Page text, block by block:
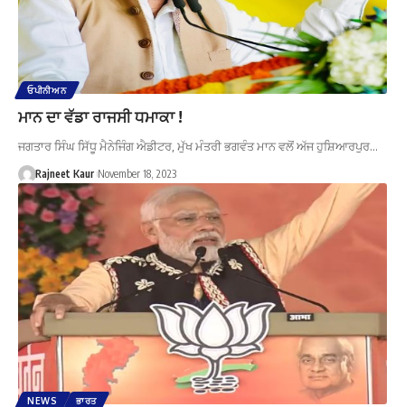
ਓਪੀਨੀਅਨ
ਮਾਨ ਦਾ ਵੱਡਾ ਰਾਜਸੀ ਧਮਾਕਾ !
ਜਗਤਾਰ ਸਿੰਘ ਸਿੱਧੂ ਮੈਨੇਜਿੰਗ ਐਡੀਟਰ, ਮੁੱਖ ਮੰਤਰੀ ਭਗਵੰਤ ਮਾਨ ਵਲੋਂ ਅੱਜ ਹੁਸ਼ਿਆਰਪੁਰ…
Rajneet Kaur November 18, 2023
NEWS ਭਾਰਤ